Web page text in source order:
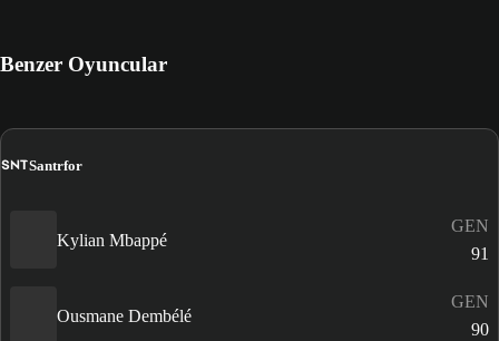
Benzer Oyuncular
SNTSantrfor
Kylian Mbappé
GEN
91
Ousmane Dembélé
GEN
90